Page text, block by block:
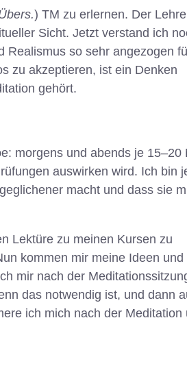
) TM zu erlernen. Der
Sicht. Jetzt verstand ich
Realismus so sehr angezogen
zu akzeptieren, ist ein Denken
gehört.
morgens und abends je 15–20
auswirken wird. Ich bin
macht und dass sie
Lektüre zu meinen Kursen zu
kommen mir meine Ideen und
mir nach der
das notwendig ist, und dann
ich mich nach der Meditation